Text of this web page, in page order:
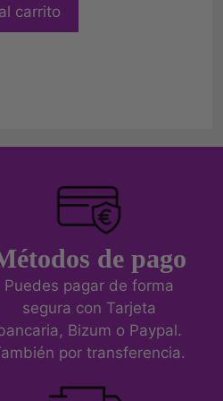
carrito
de pago
Puedes pagar de forma
segura con Tarjeta
Bizum o Paypal.
por transferencia.